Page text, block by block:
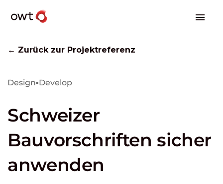
← Zurück zur Projektreferenz
Design▪Develop
Schweizer
Bauvorschriften sicher
anwenden